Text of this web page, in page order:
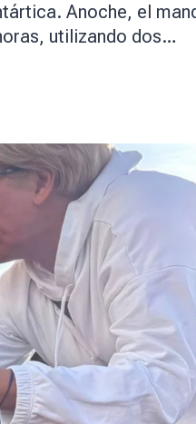
Anoche, el
utilizando dos…